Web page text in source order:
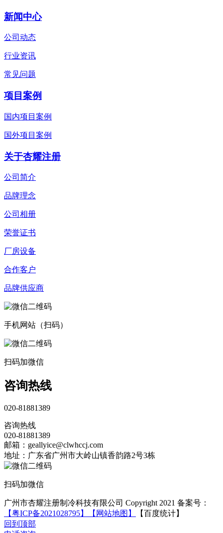
新闻中心
公司动态
行业资讯
常见问题
项目案例
国内项目案例
国外项目案例
关于杏耀注册
公司简介
品牌理念
公司相册
荣誉证书
厂房设备
合作客户
品牌供应商
手机网站（扫码）
扫码加微信
咨询热线
020-81881389
咨询热线
020-81881389
邮箱：geallyice@clwhccj.com
地址：广东省广州市大岭山镇香韵路2号3栋
扫码加微信
广州市杏耀注册制冷科技有限公司 Copyright 2021 备案号：
【粤ICP备2021028795】
【网站地图】
【百度统计】
回到顶部